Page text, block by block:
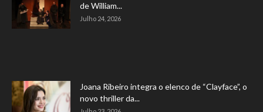
de William...
Julho 24, 2026
Joana Ribeiro integra o elenco de “Clayface”, o
novo thriller da...